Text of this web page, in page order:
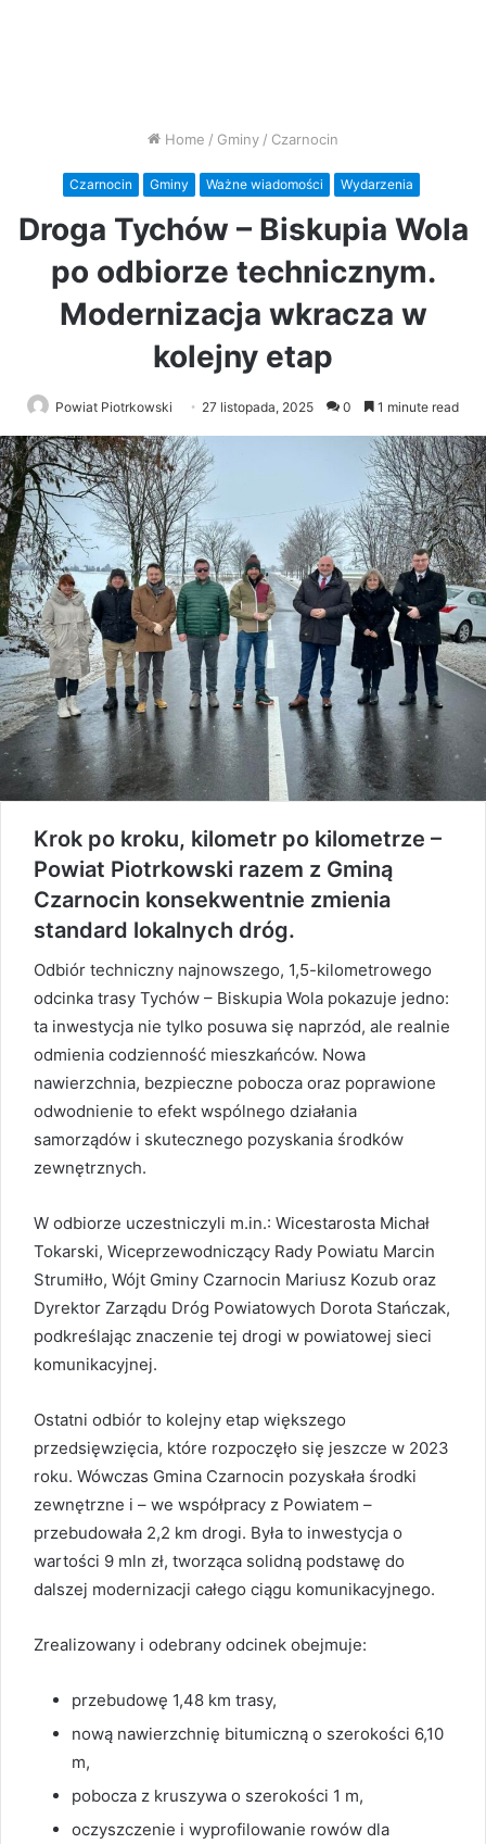
Home / Gminy / Czarnocin
Czarnocin Gminy Ważne wiadomości Wydarzenia
Droga Tychów – Biskupia Wola
po odbiorze technicznym.
Modernizacja wkracza w
kolejny etap
Powiat Piotrkowski 27 listopada, 2025 0 1 minute read
Krok po kroku, kilometr po kilometrze –
Powiat Piotrkowski razem z Gminą
Czarnocin konsekwentnie zmienia
standard lokalnych dróg.
Odbiór techniczny najnowszego, 1,5-kilometrowego
odcinka trasy Tychów – Biskupia Wola pokazuje jedno:
ta inwestycja nie tylko posuwa się naprzód, ale realnie
odmienia codzienność mieszkańców. Nowa
nawierzchnia, bezpieczne pobocza oraz poprawione
odwodnienie to efekt wspólnego działania
samorządów i skutecznego pozyskania środków
zewnętrznych.
W odbiorze uczestniczyli m.in.: Wicestarosta Michał
Tokarski, Wiceprzewodniczący Rady Powiatu Marcin
Strumiłło, Wójt Gminy Czarnocin Mariusz Kozub oraz
Dyrektor Zarządu Dróg Powiatowych Dorota Stańczak,
podkreślając znaczenie tej drogi w powiatowej sieci
komunikacyjnej.
Ostatni odbiór to kolejny etap większego
przedsięwzięcia, które rozpoczęło się jeszcze w 2023
roku. Wówczas Gmina Czarnocin pozyskała środki
zewnętrzne i – we współpracy z Powiatem –
przebudowała 2,2 km drogi. Była to inwestycja o
wartości 9 mln zł, tworząca solidną podstawę do
dalszej modernizacji całego ciągu komunikacyjnego.
Zrealizowany i odebrany odcinek obejmuje:
przebudowę 1,48 km trasy,
nową nawierzchnię bitumiczną o szerokości 6,10
m,
pobocza z kruszywa o szerokości 1 m,
oczyszczenie i wyprofilowanie rowów dla